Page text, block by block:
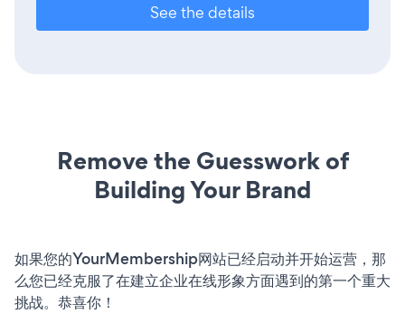
See the details
Remove the Guesswork of
Building Your Brand
如果您的YourMembership网站已经启动并开始运营，那
么您已经克服了在建立企业在线形象方面遇到的第一个重大
挑战。恭喜你！